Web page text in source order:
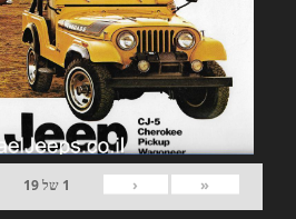
«
‹
1 של19